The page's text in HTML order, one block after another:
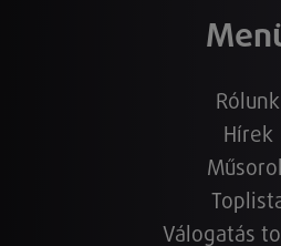
Rólunk
Hírek
Válogatás